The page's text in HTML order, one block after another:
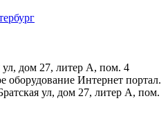
ул, дом 27, литер А, пом. 4
Интернет портал.
ул, дом 27, литер А, пом.